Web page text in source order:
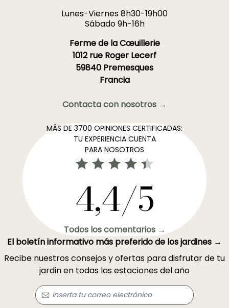
Lunes-Viernes 8h30-19h00
Sábado 9h-16h
Ferme de la Cœuillerie
1012 rue Roger Lecerf
59840 Premesques
Francia
Contacta con nosotros →
MÁS DE 3700 OPINIONES CERTIFICADAS:
TU EXPERIENCIA CUENTA
PARA NOSOTROS
4,4/5
Todos los comentarios →
El boletín informativo más preferido de los jardines →
Recibe nuestros consejos y ofertas para disfrutar de tu
jardin en todas las estaciones del año